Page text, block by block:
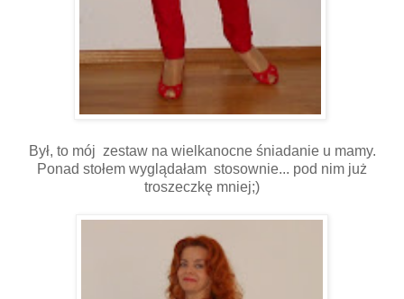
Był, to mój zestaw na wielkanocne śniadanie u mamy.
Ponad stołem wyglądałam stosownie... pod nim już
troszeczkę mniej;)